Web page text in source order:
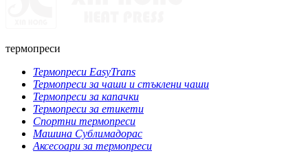
термопреси
Термопреси EasyTrans
Термопреси за чаши и стъклени чаши
Термопреси за капачки
Термопреси за етикети
Спортни термопреси
Машина Сублимадорас
Аксесоари за термопреси